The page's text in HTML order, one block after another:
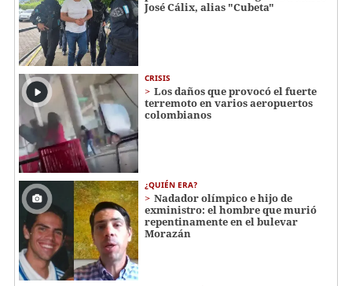
José Cálix, alias "Cubeta"
CRISIS
Los daños que provocó el fuerte
terremoto en varios aeropuertos
colombianos
¿QUIÉN ERA?
Nadador olímpico e hijo de
exministro: el hombre que murió
repentinamente en el bulevar
Morazán